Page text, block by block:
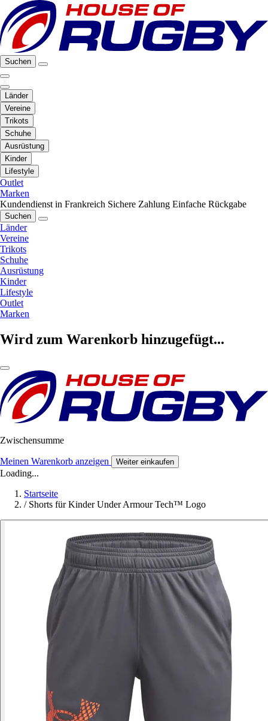
Suchen
Länder
Vereine
Trikots
Schuhe
Ausrüstung
Kinder
Lifestyle
Outlet
Marken
Kundendienst in Frankreich Sichere Zahlung Einfache Rückgabe
Suchen
Länder
Vereine
Trikots
Schuhe
Ausrüstung
Kinder
Lifestyle
Outlet
Marken
Wird zum Warenkorb hinzugefügt...
Zwischensumme
Meinen Warenkorb anzeigen Weiter einkaufen
Loading...
Startseite
/ Shorts für Kinder Under Armour Tech™ Logo